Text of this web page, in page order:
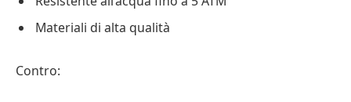
Materiali di alta qualità
Contro: